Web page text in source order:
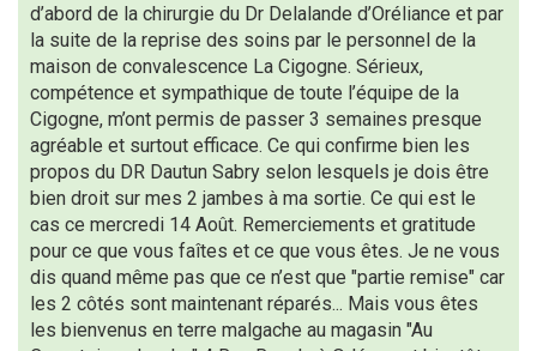
Antispam -
Combien font
7x4 (en
chiffres) :
Avis sur
l'établissement
d’abord de la chirurgie du Dr Delalande d’Oréliance et par
la suite de la reprise des soins par le personnel de la
maison de convalescence La Cigogne. Sérieux,
compétence et sympathique de toute l’équipe de la
Cigogne, m’ont permis de passer 3 semaines presque
agréable et surtout efficace. Ce qui confirme bien les
propos du DR Dautun Sabry selon lesquels je dois être
bien droit sur mes 2 jambes à ma sortie. Ce qui est le
cas ce mercredi 14 Août. Remerciements et gratitude
pour ce que vous faîtes et ce que vous êtes. Je ne vous
dis quand même pas que ce n’est que "partie remise" car
les 2 côtés sont maintenant réparés... Mais vous êtes
les bienvenus en terre malgache au magasin "Au